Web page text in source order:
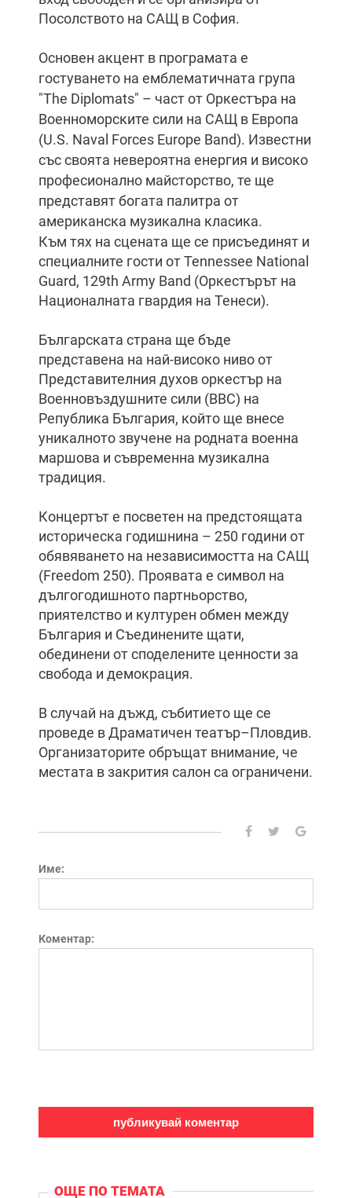
Посолството на САЩ в София.
Основен акцент в програмата е
гостуването на емблематичната група
"The Diplomats" – част от Оркестъра на
Военноморските сили на САЩ в Европа
(U.S. Naval Forces Europe Band). Известни
със своята невероятна енергия и високо
професионално майсторство, те ще
представят богата палитра от
американска музикална класика.
Към тях на сцената ще се присъединят и
специалните гости от Tennessee National
Guard, 129th Army Band (Оркестърът на
Националната гвардия на Тенеси).
Българската страна ще бъде
представена на най-високо ниво от
Представителния духов оркестър на
Военновъздушните сили (ВВС) на
Република България, който ще внесе
уникалното звучене на родната военна
маршова и съвременна музикална
традиция.
Концертът е посветен на предстоящата
историческа годишнина – 250 години от
обявяването на независимостта на САЩ
(Freedom 250). Проявата е символ на
дългогодишното партньорство,
приятелство и културен обмен между
България и Съединените щати,
обединени от споделените ценности за
свобода и демокрация.
В случай на дъжд, събитието ще се
проведе в Драматичен театър–Пловдив.
Организаторите обръщат внимание, че
местата в закрития салон са ограничени.
Име:
Коментар:
ОЩЕ ПО ТЕМАТА